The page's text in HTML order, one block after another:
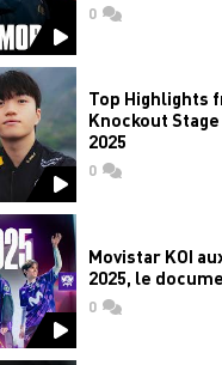
0commentaires
Top Highlights
Knockout
2025
0commentaires
Movistar KOI
2025, le
0commentaires